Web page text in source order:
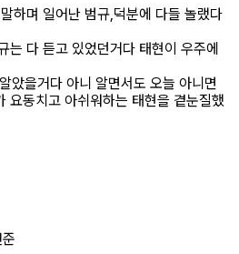
하며 일어난 범규,덕분에 다들 놀랬다
는 다 듣고 있었던거다 태현이 우주에
았을거다 아니 알면서도 오늘 아니면
요동치고 아쉬워하는 태현을 곁눈질했